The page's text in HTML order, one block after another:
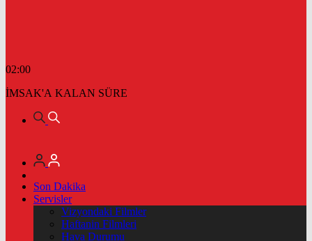
02:00
İMSAK'A KALAN SÜRE
Son Dakika
Servisler
Vizyondaki Filmler
Haftanin Filmleri
Hava Durumu